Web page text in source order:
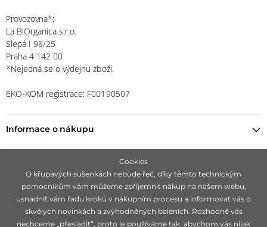
Provozovna*:
La BiOrganica s.r.o.
Slepá I 98/25
Praha 4 142 00
*Nejedná se o výdejnu zboží.
EKO-KOM registrace: F00190507
Informace o nákupu
Zůstaňte s námi v kontaktu
Cookies
O křupavých sušenkách nebude řeč, díky těmto technickým
pomocníkům vám můžeme zpříjemnit nákup na našem webu,
usnadnit vám řadu kroků v nákupním procesu a informovat vás o
skvělých novinkách a zvýhodněných baleních. Rozhodně vás
nechceme „přesladit“, proto je používáme tak, abychom vás nijak